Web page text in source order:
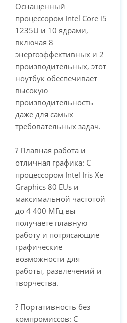
Оснащенный
процессором Intel Core i5
1235U и 10 ядрами,
включая 8
энергоэффективных и 2
производительных, этот
ноутбук обеспечивает
высокую
производительность
даже для самых
требовательных задач.
? Плавная работа и
отличная графика: С
процессором Intel Iris Xe
Graphics 80 EUs и
максимальной частотой
до 4 400 МГц вы
получаете плавную
работу и потрясающие
графические
возможности для
работы, развлечений и
творчества.
? Портативность без
компромиссов: С